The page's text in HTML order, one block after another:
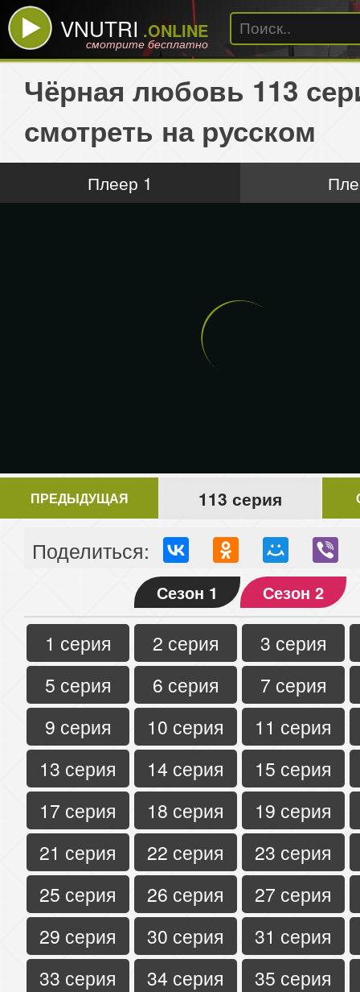
VNUTRI .ONLINE
смотрите бесплатно
Чёрная любовь 113
смотреть на русском
Плеер 1
ПРЕДЫДУЩАЯ 113 серия
Поделиться:
Сезон 1 Сезон 2
1 серия 2 серия
3 серия
5 серия
6 серия
7 серия
9 серия
10 серия
11 серия
13 серия
14 серия
15 серия
17 серия
18 серия
19 серия
21 серия
22 серия
23 серия
25 серия
26 серия
27 серия
29 серия
30 серия
31 серия
33 серия
34 серия
35 серия